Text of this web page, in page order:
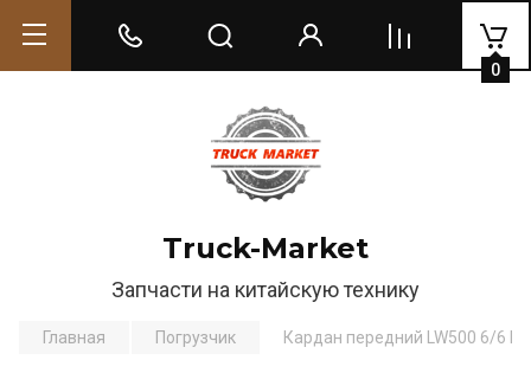
Truck-Market
Запчасти на китайскую технику
0
Главная Погрузчик Кардан передний LW500 6/6